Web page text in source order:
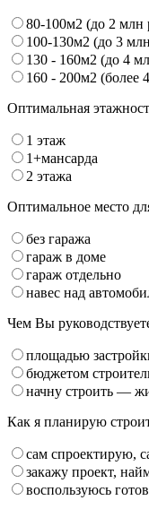
80-100м2 (до 2 млн
100-130м2 (до 3
130 - 160м2 (до 4
160 - 200м2 (более
Оптимальная
1 этаж
1+мансарда
2 этажа
Оптимальное место
без гаража
гараж в доме
гараж отдельно
навес над
Чем Вы
площадью
бюджетом
начну строить —
Как я планирую
сам спроектирую,
закажу проект,
воспользуюсь